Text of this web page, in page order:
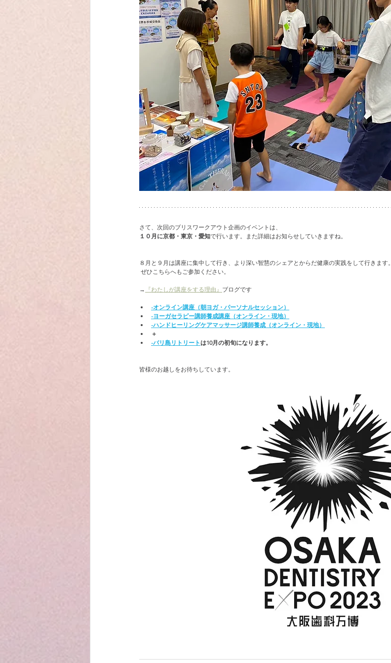
さて、次回のブリスワークアウト企画のイベントは、
１０月に京都・東京・愛知で行います。また詳細はお知らせしていきますね。
８月と９月は講座に集中して行き、より深い智慧のシェアとからだ健康の実践をして行きます。
ぜひこちらへもご参加ください。
→ 『わたしが講座をする理由』 ブログです
-オンライン講座（朝ヨガ・パーソナルセッション）
-ヨーガセラピー講師養成講座（オンライン・現地）
-ハンドヒーリングケアマッサージ講師養成（オンライン・現地）
＋
-バリ島リトリートは10月の初旬になります。
皆様のお越しをお待ちしています。